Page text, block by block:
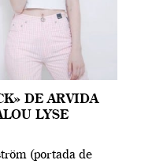
DE ARVIDA
LYSE
(portada de